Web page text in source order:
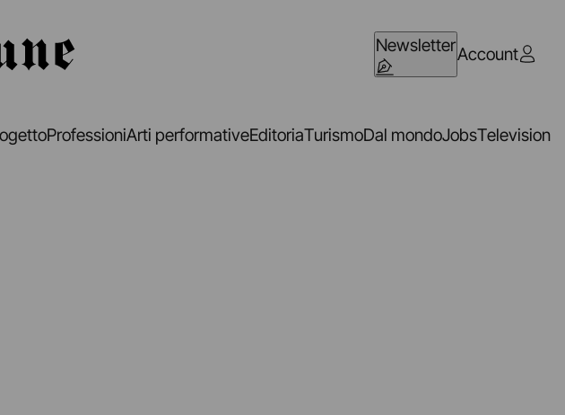
NewsletterAccount
ProfessioniArti performativeEditoriaTurismoDal mondoJobsTelevision